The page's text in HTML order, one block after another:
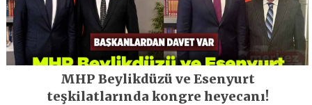
MHP Beylikdüzü ve Esenyurt
teşkilatlarında kongre heyecanı!